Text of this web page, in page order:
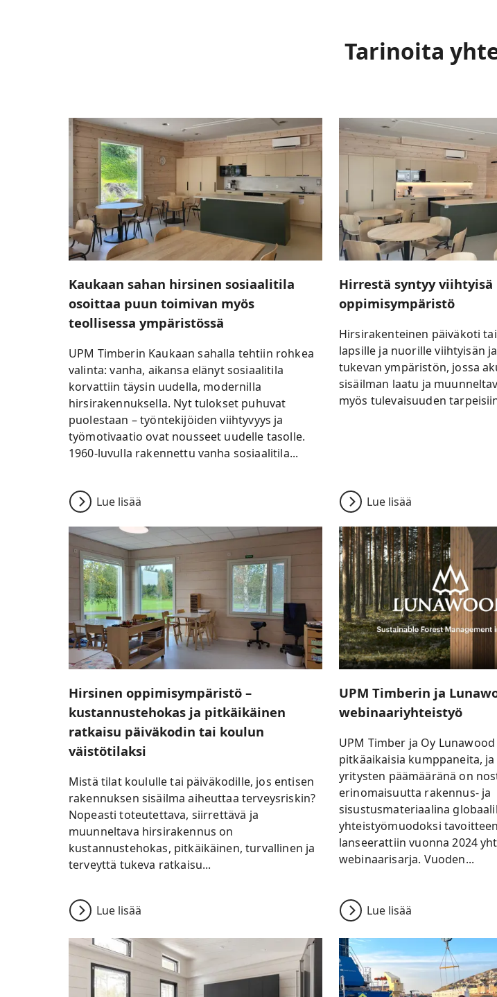
Tarinoita
Kaukaan sahan hirsinen sosiaalitila
osoittaa puun toimivan myös
teollisessa ympäristössä
UPM Timberin Kaukaan sahalla tehtiin rohkea
valinta: vanha, aikansa elänyt sosiaalitila
korvattiin täysin uudella, modernilla
hirsirakennuksella. Nyt tulokset puhuvat
puolestaan – työntekijöiden viihtyvyys ja
työmotivaatio ovat nousseet uudelle tasolle.
1960-luvulla rakennettu vanha sosiaalitila...
Lue lisää
Hirrestä syntyy viihtyisä
oppimisympäristö
Hirsirakenteinen päiväkoti
lapsille ja nuorille viihtyisän
tukevan ympäristön, jossa
sisäilman laatu ja
myös tulevaisuuden
Lue lisää
Hirsinen oppimisympäristö –
kustannustehokas ja pitkäikäinen
ratkaisu päiväkodin tai koulun
väistötilaksi
Mistä tilat koululle tai päiväkodille, jos entisen
rakennuksen sisäilma aiheuttaa terveysriskin?
Nopeasti toteutettava, siirrettävä ja
muunneltava hirsirakennus on
kustannustehokas, pitkäikäinen, turvallinen ja
terveyttä tukeva ratkaisu...
Lue lisää
UPM Timberin ja
webinaariyhteistyö
UPM Timber ja Oy
pitkäaikaisia kumppaneita,
yritysten päämääränä on
erinomaisuutta rakennus- ja
sisustusmateriaalina
yhteistyömuodoksi
lanseerattiin vuonna 2024
webinaarisarja. Vuoden...
Lue lisää